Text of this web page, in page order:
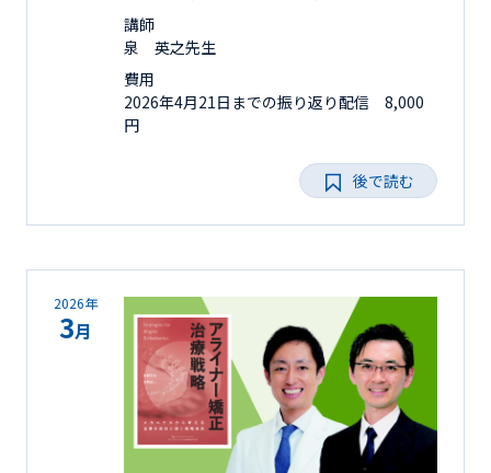
講師
泉 英之先生
費用
2026年4月21日までの振り返り配信 8,000
円
後で読む
2026年
3月